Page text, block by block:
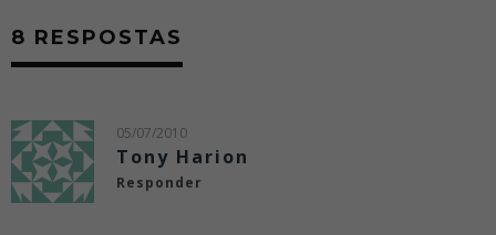
8 RESPOSTAS
05/07/2010
Tony Harion
Responder